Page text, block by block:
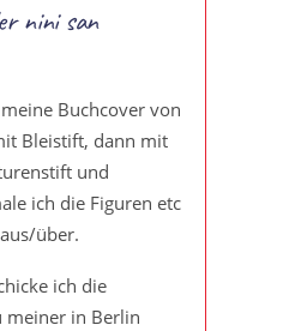
nini san
Buchcover von
Bleistift, dann mit
und
ich die Figuren etc
über.
ich die
meiner in Berlin